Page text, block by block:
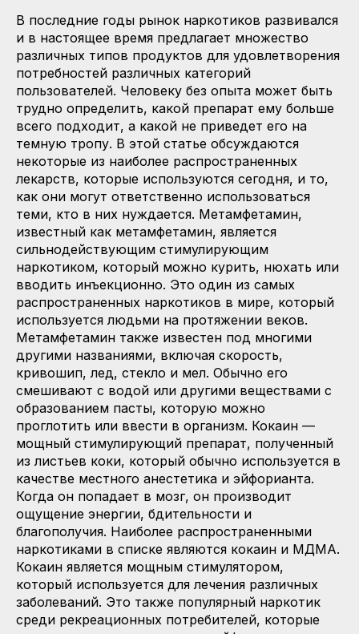
В последние годы рынок наркотиков развивался
и в настоящее время предлагает множество
различных типов продуктов для удовлетворения
потребностей различных категорий
пользователей. Человеку без опыта может быть
трудно определить, какой препарат ему больше
всего подходит, а какой не приведет его на
темную тропу. В этой статье обсуждаются
некоторые из наиболее распространенных
лекарств, которые используются сегодня, и то,
как они могут ответственно использоваться
теми, кто в них нуждается. Метамфетамин,
известный как метамфетамин, является
сильнодействующим стимулирующим
наркотиком, который можно курить, нюхать или
вводить инъекционно. Это один из самых
распространенных наркотиков в мире, который
используется людьми на протяжении веков.
Метамфетамин также известен под многими
другими названиями, включая скорость,
кривошип, лед, стекло и мел. Обычно его
смешивают с водой или другими веществами с
образованием пасты, которую можно
проглотить или ввести в организм. Кокаин —
мощный стимулирующий препарат, полученный
из листьев коки, который обычно используется в
качестве местного анестетика и эйфорианта.
Когда он попадает в мозг, он производит
ощущение энергии, бдительности и
благополучия. Наиболее распространенными
наркотиками в списке являются кокаин и МДМА.
Кокаин является мощным стимулятором,
который используется для лечения различных
заболеваний. Это также популярный наркотик
среди рекреационных потребителей, которые